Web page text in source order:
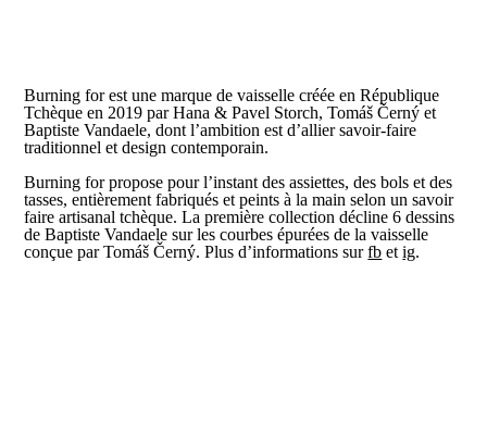
Burning for est une marque de vaisselle créée en République
Tchèque en 2019 par Hana & Pavel Storch, Tomáš Černý et
Baptiste Vandaele, dont l’ambition est d’allier savoir-faire
traditionnel et design contemporain.
Burning for propose pour l’instant des assiettes, des bols et des
tasses, entièrement fabriqués et peints à la main selon un savoir
faire artisanal tchèque. La première collection décline 6 dessins
de Baptiste Vandaele sur les courbes épurées de la vaisselle
conçue par Tomáš Černý. Plus d’informations surfb etig.